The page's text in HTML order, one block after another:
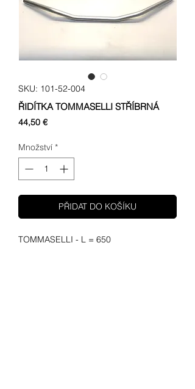
SKU: 101-52-004
ŘIDÍTKA TOMMASELLI STŘÍBRNÁ
44,50 €Cena
Množství *
PŘIDAT DO KOŠÍKU
TOMMASELLI - L = 650